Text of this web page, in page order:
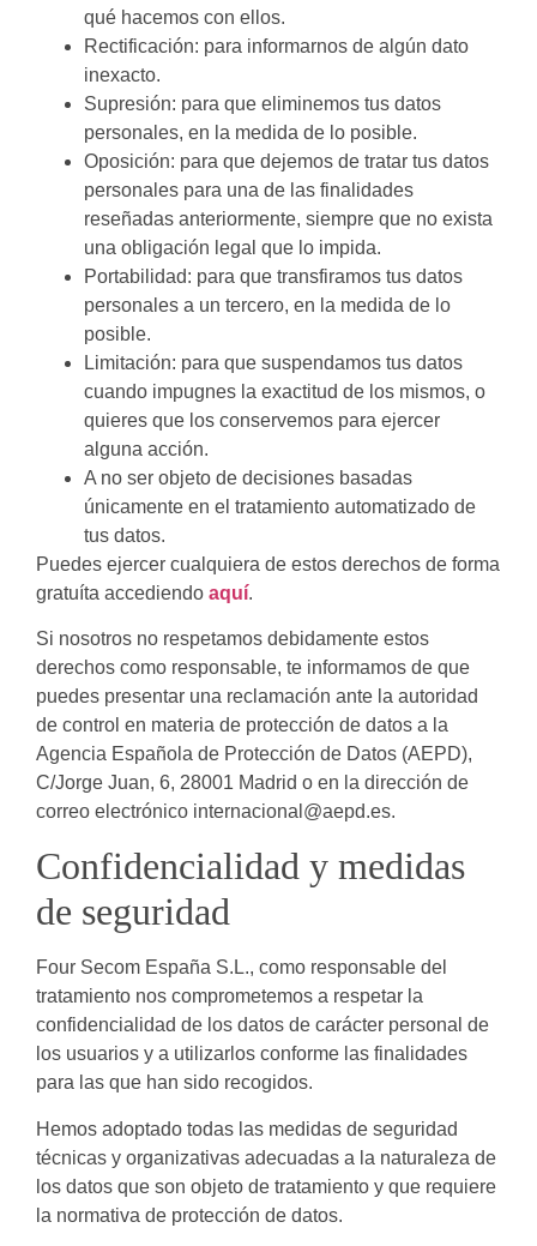
qué hacemos con ellos.
Rectificación: para informarnos de algún dato
inexacto.
Supresión: para que eliminemos tus datos
personales, en la medida de lo posible.
Oposición: para que dejemos de tratar tus datos
personales para una de las finalidades
reseñadas anteriormente, siempre que no exista
una obligación legal que lo impida.
Portabilidad: para que transfiramos tus datos
personales a un tercero, en la medida de lo
posible.
Limitación: para que suspendamos tus datos
cuando impugnes la exactitud de los mismos, o
quieres que los conservemos para ejercer
alguna acción.
A no ser objeto de decisiones basadas
únicamente en el tratamiento automatizado de
tus datos.
Puedes ejercer cualquiera de estos derechos de forma
gratuíta accediendo aquí.
Si nosotros no respetamos debidamente estos
derechos como responsable, te informamos de que
puedes presentar una reclamación ante la autoridad
de control en materia de protección de datos a la
Agencia Española de Protección de Datos (AEPD),
C/Jorge Juan, 6, 28001 Madrid o en la dirección de
correo electrónico internacional@aepd.es.
Confidencialidad y medidas
de seguridad
Four Secom España S.L., como responsable del
tratamiento nos comprometemos a respetar la
confidencialidad de los datos de carácter personal de
los usuarios y a utilizarlos conforme las finalidades
para las que han sido recogidos.
Hemos adoptado todas las medidas de seguridad
técnicas y organizativas adecuadas a la naturaleza de
los datos que son objeto de tratamiento y que requiere
la normativa de protección de datos.